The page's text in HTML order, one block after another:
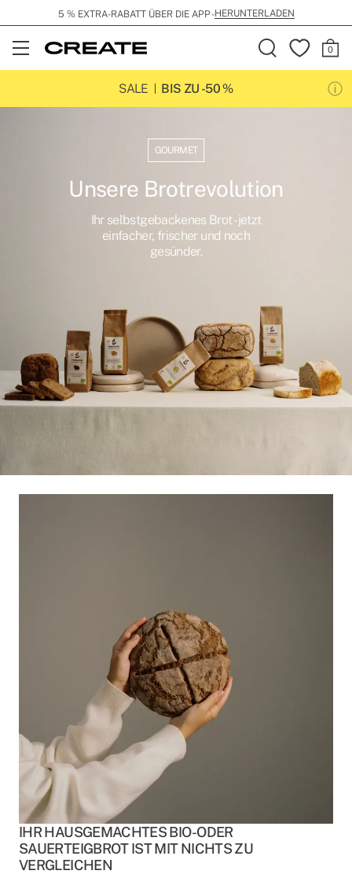
5 % EXTRA-RABATT ÜBER DIE APP -HERUNTERLADEN
Open
Menu
SALE
BIS ZU -50 %
GOURMET
Unsere Brotrevolution
Ihr selbstgebackenes Brot - jetzt
einfacher, frischer und noch
gesünder.
IHR HAUSGEMACHTES BIO- ODER
SAUERTEIGBROT IST MIT NICHTS ZU
VERGLEICHEN